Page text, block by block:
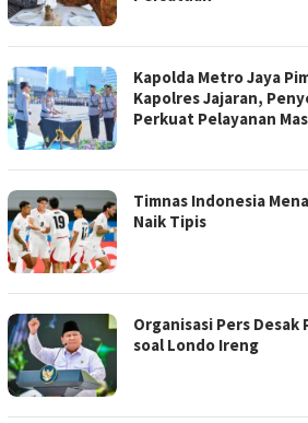
Kapolda Metro Jaya
Kapolres Jajaran,
Perkuat Pelayanan
Timnas Indonesia
Naik Tipis
Organisasi Pers
soal Londo Ireng